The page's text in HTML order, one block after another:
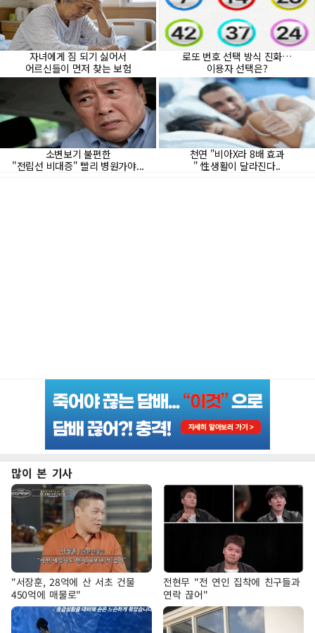
많이 본 기사
"서장훈, 28억에 산 서초 건물
450억에 매물로"
전현무 "전 연인 집착에 친구들과
연락 끊어"